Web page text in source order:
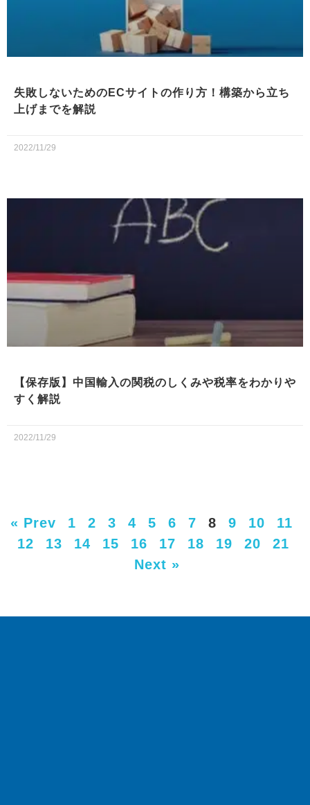
失敗しないためのECサイトの作り方！構築から立ち
上げまでを解説
2022/11/29
【保存版】中国輸入の関税のしくみや税率をわかりや
すく解説
2022/11/29
« Prev 1 2 3 4 5 6 7 8 9 10
11
12
13 14 15 16 17 18 19 20
21
Next »